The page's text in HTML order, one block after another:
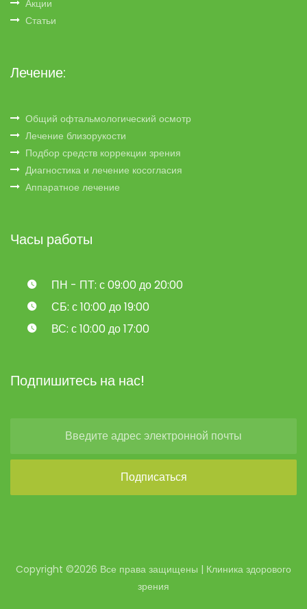
Акции
Статьи
Лечение:
Общий офтальмологический осмотр
Лечение близорукости
Подбор средств коррекции зрения
Диагностика и лечение косогласия
Аппаратное лечение
Часы работы
ПН - ПТ: с 09:00 до 20:00
СБ: с 10:00 до 19:00
ВС: с 10:00 до 17:00
Подпишитесь на нас!
Copyright ©2026 Все права защищены | Клиника здорового
зрения